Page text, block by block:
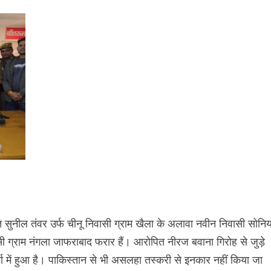
तंवर उर्फ चीनू निवासी ग्राम खैला के अलावा नवीन निवासी
ग्राम नंगला जाफराबाद फरार हैं। आरोपित नीरज बवाना गिरोह से जुड़े
में हुआ है। पाकिस्तान से भी असलहा तस्करी से इनकार नहीं किया जा